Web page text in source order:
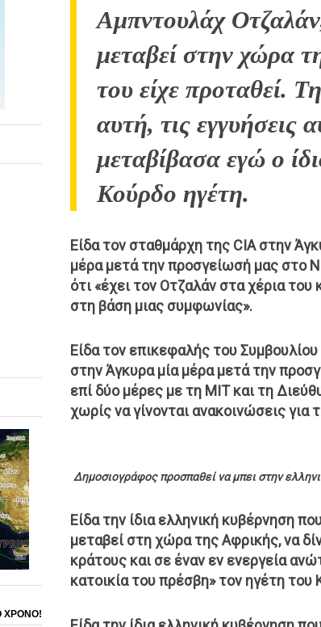
Αμπντουλάχ
μεταβεί στην χώρα
του είχε προταθεί.
αυτή, τις εγγυήσεις
μεταβίβασα εγώ ο
Κούρδο ηγέτη.
Είδα τον σταθμάρχη της CIA στην
μέρα μετά την προσγείωσή μας στο
ότι «έχει τον Οτζαλάν στα χέρια
στη βάση μιας συμφωνίας».
Είδα τον επικεφαλής του
στην Άγκυρα μία μέρα μετά την
επί δύο μέρες με τη ΜΙΤ και τη
χωρίς να γίνονται ανακοινώσεις για
Δημοσιογράφος προσπαθεί να μπει στην
Είδα την ίδια ελληνική κυβέρνηση
μεταβεί στη χώρα της Αφρικής, να
κράτους και σε έναν εν ενεργεία
κατοικία του πρέσβη» τον ηγέτη
ΧΡΟΝΟ!